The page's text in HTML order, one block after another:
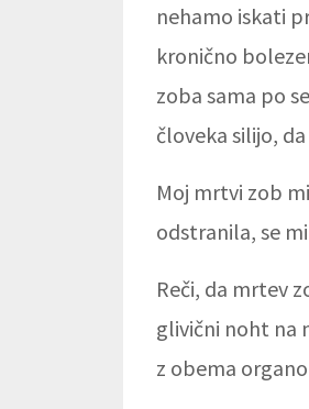
nehamo iskati
kronično
zoba sama po
človeka silijo,
Moj mrtvi zob
odstranila, se
Reči, da mrtev
glivični noht na
z obema